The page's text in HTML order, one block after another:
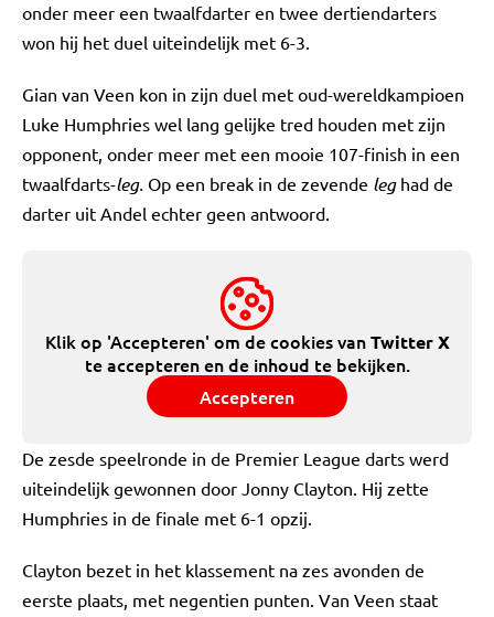
onder meer een twaalfdarter en twee dertiendarters
won hij het duel uiteindelijk met 6-3.
Gian van Veen kon in zijn duel met oud-wereldkampioen
Luke Humphries wel lang gelijke tred houden met zijn
opponent, onder meer met een mooie 107-finish in een
twaalfdarts-leg. Op een break in de zevende leghad de
darter uit Andel echter geen antwoord.
Klik op 'Accepteren' om de cookies vanTwitter X
te accepteren en de inhoud te bekijken.
Accepteren
De zesde speelronde in de Premier League darts werd
uiteindelijk gewonnen door Jonny Clayton. Hij zette
Humphries in de finale met 6-1 opzij.
Clayton bezet in het klassement na zes avonden de
eerste plaats, met negentien punten. Van Veen staat